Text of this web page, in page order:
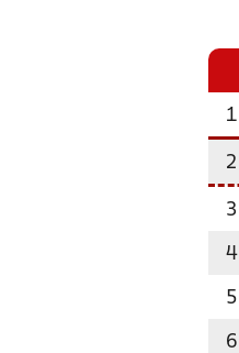
1
2
3
4
5
6